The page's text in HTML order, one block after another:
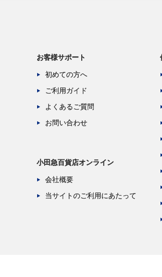
お客様サポート
初めての方へ
ご利用ガイド
よくあるご質問
お問い合わせ
小田急百貨店オンライン
会社概要
当サイトのご利用にあたって